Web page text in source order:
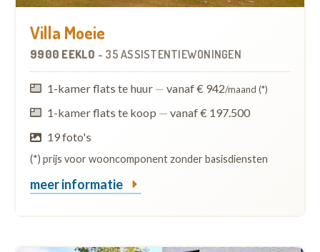
Villa Moeie
9900 EEKLO - 35 ASSISTENTIEWONINGEN
1-kamer flats te huur — vanaf € 942/maand (*)
1-kamer flats te koop — vanaf € 197.500
19 foto's
(*) prijs voor wooncomponent zonder basisdiensten
meer informatie